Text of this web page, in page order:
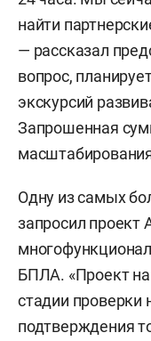
найти
— рассказал
вопрос,
экскурсий
Запрошенная
Одну из самых
запросил проект
БПЛА. «Проект
стадии проверки
подтверждения